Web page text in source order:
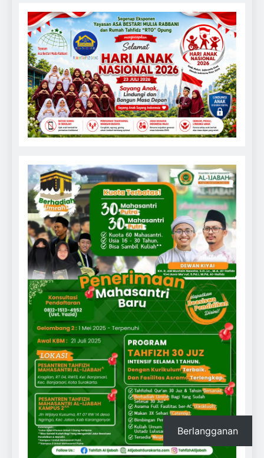
Berlangganan